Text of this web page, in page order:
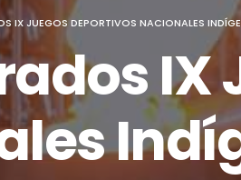
IX JUEGOS DEPORTIVOS NACIONALES
IX